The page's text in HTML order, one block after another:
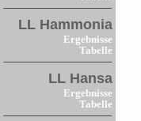
LL Hammonia
Ergebnisse
Tabelle
LL Hansa
Ergebnisse
Tabelle